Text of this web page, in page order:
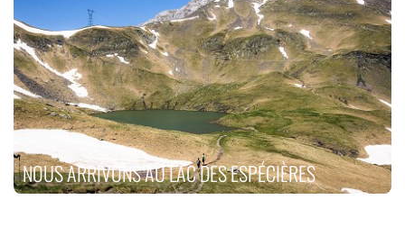
NOUS ARRIVONS AU LAC DES ESPÉCIÈRES